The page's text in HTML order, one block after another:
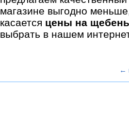
магазине выгодно
касается цены на
выбрать в нашем
←